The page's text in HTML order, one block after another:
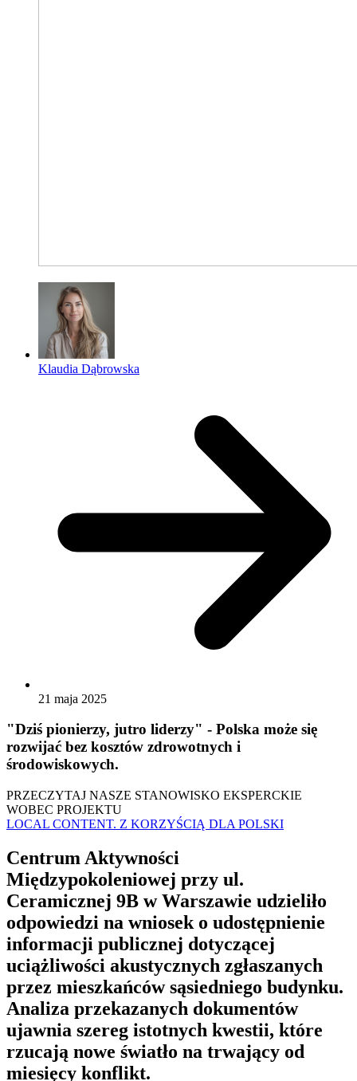
Klaudia Dąbrowska
21 maja 2025
"Dziś pionierzy, jutro liderzy" - Polska może się
rozwijać bez kosztów zdrowotnych i
środowiskowych.
PRZECZYTAJ NASZE STANOWISKO EKSPERCKIE
WOBEC PROJEKTU
LOCAL CONTENT. Z KORZYŚCIĄ DLA POLSKI
Centrum Aktywności
Międzypokoleniowej przy ul.
Ceramicznej 9B w Warszawie udzieliło
odpowiedzi na wniosek o udostępnienie
informacji publicznej dotyczącej
uciążliwości akustycznych zgłaszanych
przez mieszkańców sąsiedniego budynku.
Analiza przekazanych dokumentów
ujawnia szereg istotnych kwestii, które
rzucają nowe światło na trwający od
miesięcy konflikt.